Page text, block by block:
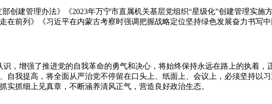
建管理办法》《2023年万宁市直属机关基层党组织“星级化”创建管理实施
在前列》《习近平在内蒙古考察时强调把握战略定位坚持绿色发展奋力书写
增强了推进党的自我革命的勇气和决心，将始终保持永远在路上的执着，
自我提高，将全面从严治党不停留在口头上、纸面上、会议上，必须坚持以
抓细上见真章，不断涵养清风正气，营造良好政治生态。